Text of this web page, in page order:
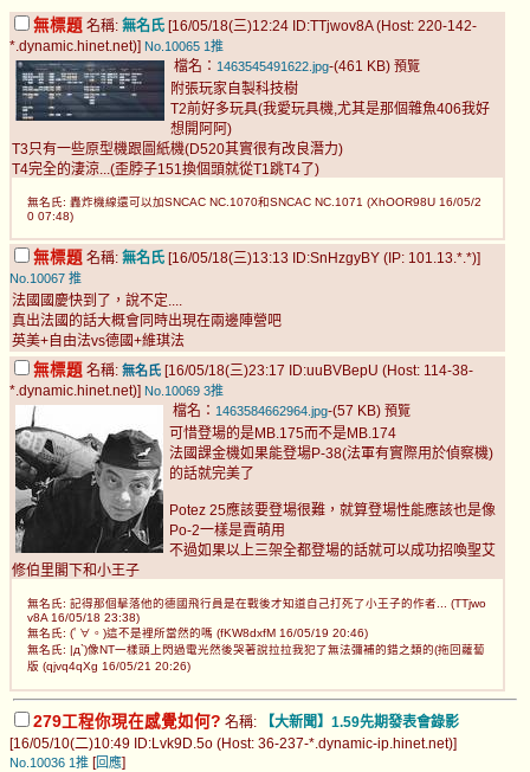
無標題 名稱: 無名氏 [16/05/18(三)12:24 ID:TTjwov8A (Host: 220-142-
*.dynamic.hinet.net)] No.10065 1推
檔名： 1463545491622.jpg-(461 KB) 預覽
附張玩家自製科技樹
T2前好多玩具(我愛玩具機,尤其是那個雜魚406我好
想開阿阿)
T3只有一些原型機跟圖紙機(D520其實很有改良潛力)
T4完全的淒涼...(歪脖子151換個頭就從T1跳T4了)
無名氏: 轟炸機線還可以加SNCAC NC.1070和SNCAC NC.1071 (XhOOR98U 16/05/2
0 07:48)
無標題 名稱: 無名氏 [16/05/18(三)13:13 ID:SnHzgyBY (IP: 101.13.*.*)]
No.10067 推
法國國慶快到了，說不定....
真出法國的話大概會同時出現在兩邊陣營吧
英美+自由法vs德國+維琪法
無標題 名稱: 無名氏 [16/05/18(三)23:17 ID:uuBVBepU (Host: 114-38-
*.dynamic.hinet.net)] No.10069 3推
檔名： 1463584662964.jpg-(57 KB) 預覽
可惜登場的是MB.175而不是MB.174
法國課金機如果能登場P-38(法軍有實際用於偵察機)
的話就完美了
Potez 25應該要登場很難，就算登場性能應該也是像
Po-2一樣是賣萌用
不過如果以上三架全都登場的話就可以成功招喚聖艾
修伯里閣下和小王子
無名氏: 記得那個擊落他的德國飛行員是在戰後才知道自己打死了小王子的作者... (TTjwo
v8A 16/05/18 23:38)
無名氏: (ﾟ∀。)這不是裡所當然的嗎 (fKW8dxfM 16/05/19 20:46)
無名氏: |д`)像NT一樣頭上閃過電光然後哭著說拉拉我犯了無法彌補的錯之類的(拖回蘿蔔
版 (qjvq4qXg 16/05/21 20:26)
279工程你現在感覺如何? 名稱:
【大新聞】1.59先期發表會錄影
[16/05/10(二)10:49 ID:Lvk9D.5o (Host: 36-237-*.dynamic-ip.hinet.net)]
No.10036 1推 [回應]